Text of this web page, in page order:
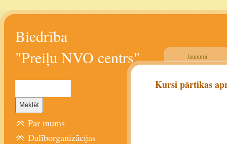
Biedrība
"Preiļu NVO centrs"
Jaunumi
Kursi pārtikas
Par mums
Dalīborganizācijas